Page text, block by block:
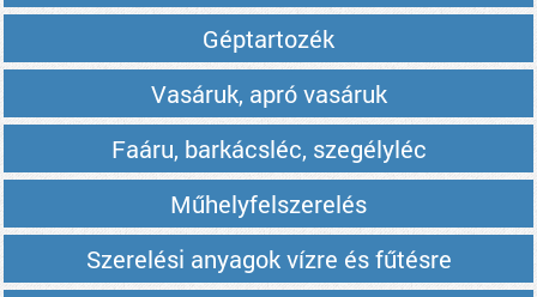
Géptartozék
Vasáruk, apró vasáruk
Faáru, barkácsléc, szegélyléc
Műhelyfelszerelés
Szerelési anyagok vízre és fűtésre